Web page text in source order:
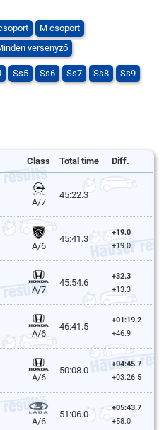
M csoport
versenyző
Ss5 Ss6 Ss7 Ss8
Ss9
Class Total time Diff.
A/7
45:22.3
A/6
45:41.3
+19.0
+19.0
A/7
45:54.6
+32.3
+13.3
A/6
46:41.5
+01:19.2
+46.9
A/6
50:08.0
+04:45.7
+03:26.5
A/6
51:06.0
+05:43.7
+58.0